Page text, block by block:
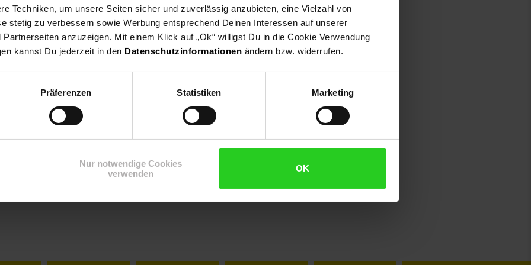
Techniken, um unsere Seiten sicher und zuverlässig anzubieten, eine Vielzahl von
stetig zu verbessern sowie Werbung entsprechend Deinen Interessen auf unserer
anzuzeigen. Mit einem Klick auf „Ok“ willigst Du in die Cookie Verwendung
kannst Du jederzeit in den Datenschutzinformationen ändern bzw. widerrufen.
Präferenzen Statistiken Marketing
Nur notwendige Cookies
verwenden
OK